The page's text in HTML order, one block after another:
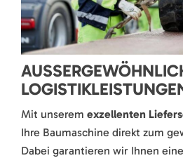
OGISTIKLEISTUNGEN
Mit unserem exzellenten
Ihre Baumaschine direkt zum
Dabei garantieren wir Ihnen eine